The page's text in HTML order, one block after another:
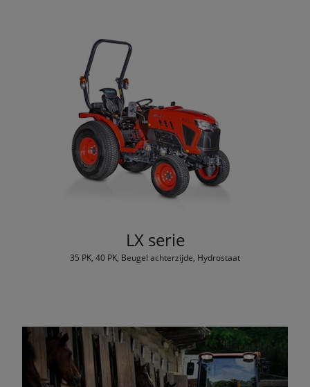
LX serie
35 PK, 40 PK, Beugel achterzijde, Hydrostaat